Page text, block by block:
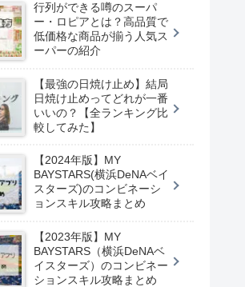
行列ができる噂のスーパ
ー・ロピアとは？高品質で
低価格な商品が揃う人気ス
ーパーの紹介
【最強の日焼け止め】結局
日焼け止めってどれが一番
いいの？【全ランキング比
較してみた】
【2024年版】MY
BAYSTARS(横浜DeNAベイ
スターズ)のコンビネーシ
ョンスキル攻略まとめ
【2023年版】MY
BAYSTARS（横浜DeNAベ
イスターズ）のコンビネー
ションスキル攻略まとめ